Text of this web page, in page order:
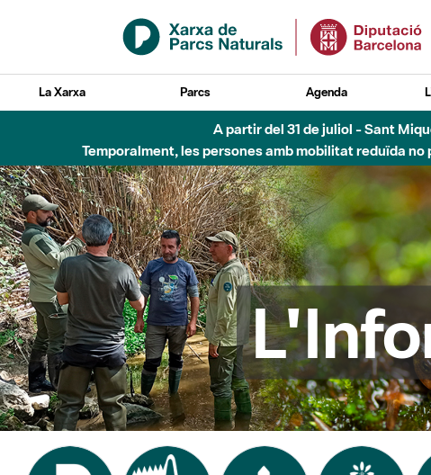
Salta al contingut principal
La Xarxa Parcs Agenda
Fins al desembre de 2026 - Parc Fluvial